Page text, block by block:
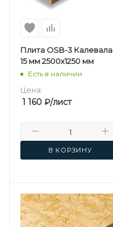
Плита OSB-3 Калевала
15 мм 2500х1250 мм
Есть в наличии
Цена:
1 160 ₽/лист
В КОРЗИНУ